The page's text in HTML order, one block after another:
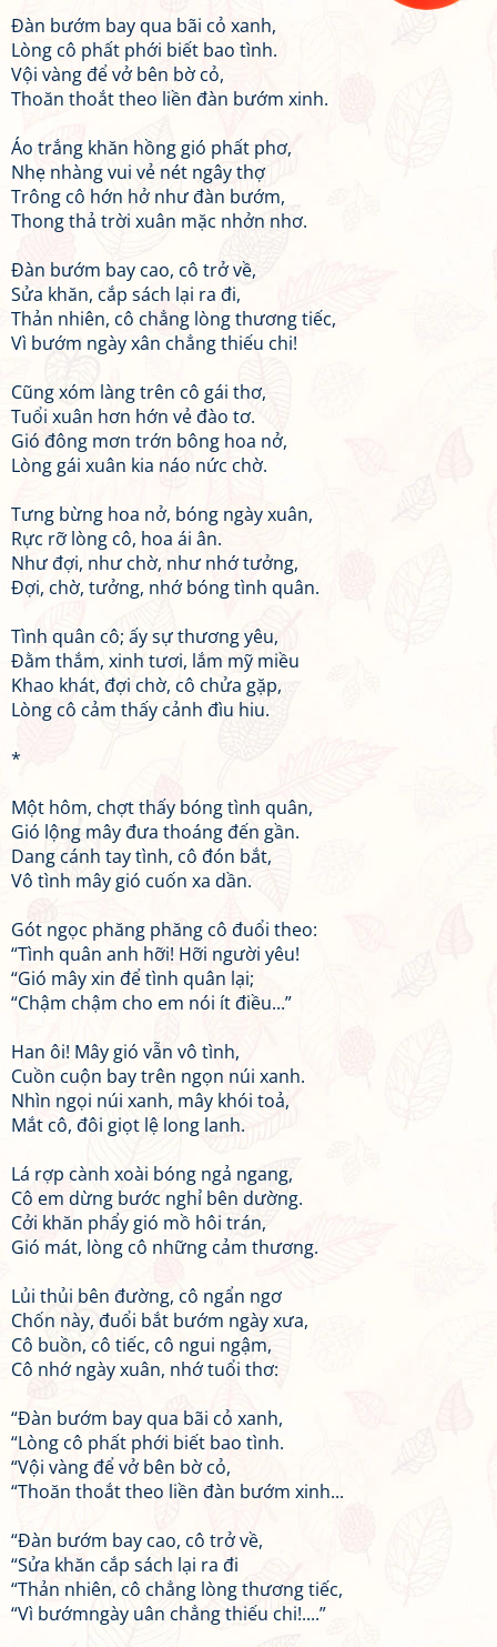
Đàn bướm bay qua bãi cỏ xanh,
Lòng cô phất phới biết bao tình.
Vội vàng để vở bên bờ cỏ,
Thoăn thoắt theo liền đàn bướm xinh.
Áo trắng khăn hồng gió phất phơ,
Nhẹ nhàng vui vẻ nét ngây thợ
Trông cô hớn hở như đàn bướm,
Thong thả trời xuân mặc nhởn nhơ.
Đàn bướm bay cao, cô trở về,
Sửa khăn, cắp sách lại ra đi,
Thản nhiên, cô chẳng lòng thương tiếc,
Vì bướm ngày xân chẳng thiếu chi!
Cũng xóm làng trên cô gái thơ,
Tuổi xuân hơn hớn vẻ đào tơ.
Gió đông mơn trớn bông hoa nở,
Lòng gái xuân kia náo nức chờ.
Tưng bừng hoa nở, bóng ngày xuân,
Rực rỡ lòng cô, hoa ái ân.
Như đợi, như chờ, như nhớ tưởng,
Đợi, chờ, tưởng, nhớ bóng tình quân.
Tình quân cô; ấy sự thương yêu,
Đằm thắm, xinh tươi, lắm mỹ miều
Khao khát, đợi chờ, cô chửa gặp,
Lòng cô cảm thấy cảnh đìu hiu.
*
Một hôm, chợt thấy bóng tình quân,
Gió lộng mây đưa thoáng đến gần.
Dang cánh tay tình, cô đón bắt,
Vô tình mây gió cuốn xa dần.
Gót ngọc phăng phăng cô đuổi theo:
“Tình quân anh hỡi! Hỡi người yêu!
“Gió mây xin để tình quân lại;
“Chậm chậm cho em nói ít điều...”
Han ôi! Mây gió vẫn vô tình,
Cuồn cuộn bay trên ngọn núi xanh.
Nhìn ngọi núi xanh, mây khói toả,
Mắt cô, đôi giọt lệ long lanh.
Lá rợp cành xoài bóng ngả ngang,
Cô em dừng bước nghỉ bên dường.
Cởi khăn phẩy gió mồ hôi trán,
Gió mát, lòng cô những cảm thương.
Lủi thủi bên đường, cô ngẩn ngơ
Chốn này, đuổi bắt bướm ngày xưa,
Cô buồn, cô tiếc, cô ngui ngậm,
Cô nhớ ngày xuân, nhớ tuổi thơ:
“Đàn bướm bay qua bãi cỏ xanh,
“Lòng cô phất phới biết bao tình.
“Vội vàng để vở bên bờ cỏ,
“Thoăn thoắt theo liền đàn bướm xinh...
“Đàn bướm bay cao, cô trở về,
“Sửa khăn cắp sách lại ra đi
“Thản nhiên, cô chẳng lòng thương tiếc,
“Vì bướmngày uân chẳng thiếu chi!....”